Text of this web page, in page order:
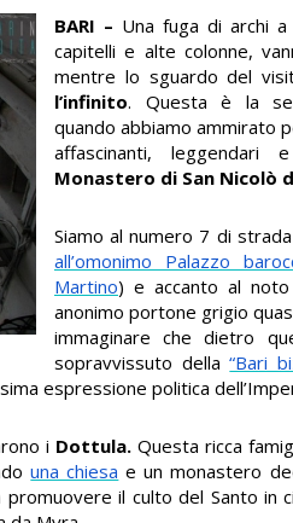
BARI – Una fuga di archi
capitelli e alte colonne,
mentre lo sguardo del
l’infinito. Questa è la
quando abbiamo ammirato
affascinanti,
Monastero di San Nicolò
Siamo al numero 7 di
all’omonimo Palazzo
Martino) e accanto al noto
anonimo portone grigio
immaginare che dietro
sopravvissuto della“Bari
espressione politica
i Dottula. Questa ricca
una chiesa e un monastero
il culto del Santo in